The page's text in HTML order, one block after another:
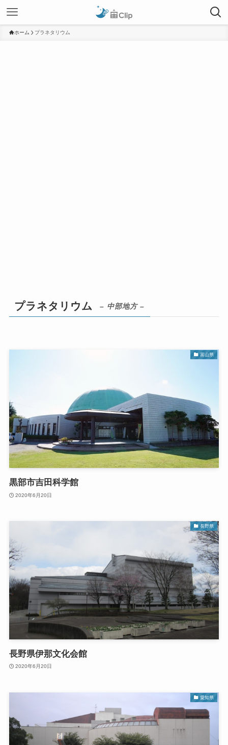
ホーム プラネタリウム
プラネタリウム – 中部地方 –
富山県
黒部市吉田科学館
2020年6月20日
長野県
長野県伊那文化会館
2020年6月20日
愛知県